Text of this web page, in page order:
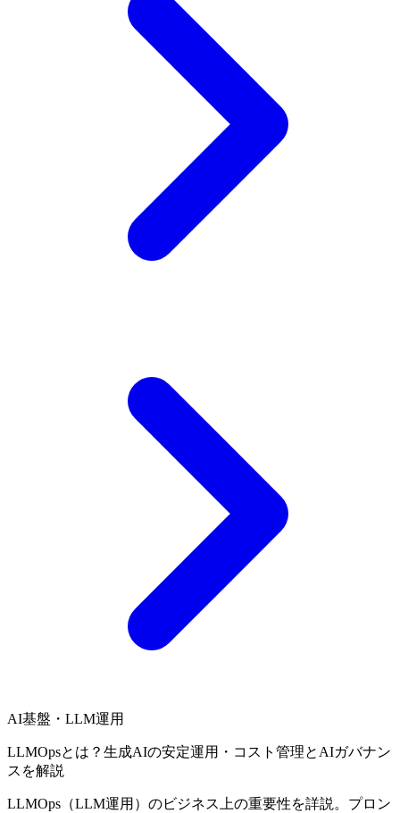
AI基盤・LLM運用
LLMOpsとは？生成AIの安定運用・コスト管理とAIガバナン
スを解説
LLMOps（LLM運用）のビジネス上の重要性を詳説。プロン